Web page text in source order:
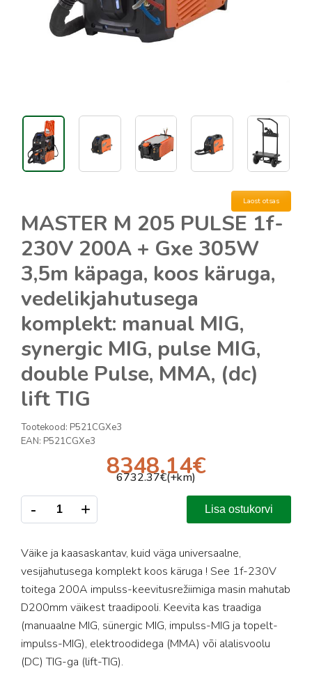
Laost otsas
MASTER M 205 PULSE 1f-
230V 200A + Gxe 305W
3,5m käpaga, koos käruga,
vedelikjahutusega
komplekt: manual MIG,
synergic MIG, pulse MIG,
double Pulse, MMA, (dc)
lift TIG
Tootekood: P521CGXe3
EAN: P521CGXe3
8348.14€
6732.37€(+km)
- + Lisa ostukorvi
Väike ja kaasaskantav, kuid väga universaalne,
vesijahutusega komplekt koos käruga ! See 1f-230V
toitega 200A impulss-keevitusrežiimiga masin mahutab
D200mm väikest traadipooli. Keevita kas traadiga
(manuaalne MIG, sünergic MIG, impulss-MIG ja topelt-
impulss-MIG), elektroodidega (MMA) või alalisvoolu
(DC) TIG-ga (lift-TIG).